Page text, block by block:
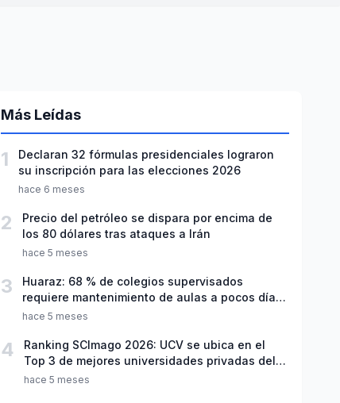
Más Leídas
1
Declaran 32 fórmulas presidenciales lograron
su inscripción para las elecciones 2026
hace 6 meses
2
Precio del petróleo se dispara por encima de
los 80 dólares tras ataques a Irán
hace 5 meses
3
Huaraz: 68 % de colegios supervisados
requiere mantenimiento de aulas a pocos días
de inicio del año escolar 2026
hace 5 meses
4
Ranking SCImago 2026: UCV se ubica en el
Top 3 de mejores universidades privadas del
Perú
hace 5 meses